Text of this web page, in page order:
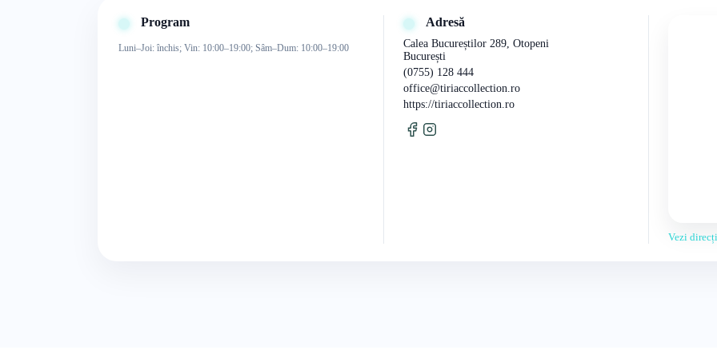
Program
Luni–Joi: închis; Vin: 10:00–19:00; Sâm–Dum: 10:00–19:00
Adresă
Calea Bucureștilor 289, Otopeni
București
(0755) 128 444
office@tiriaccollection.ro
https://tiriaccollection.ro
Vezi